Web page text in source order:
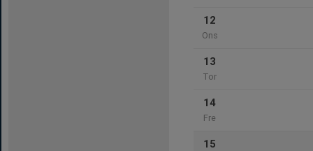
12
Ons
13
Tor
14
Fre
15